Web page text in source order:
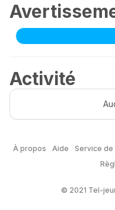
Activité
À propos Aide Service de
© 2021 Tel-